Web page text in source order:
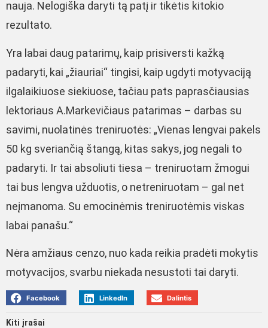
nauja. Nelogiška daryti tą patį ir tikėtis kitokio
rezultato.
Yra labai daug patarimų, kaip prisiversti kažką
padaryti, kai „žiauriai“ tingisi, kaip ugdyti motyvaciją
ilgalaikiuose siekiuose, tačiau pats paprasčiausias
lektoriaus A.Markevičiaus patarimas – darbas su
savimi, nuolatinės treniruotės: „Vienas lengvai pakels
50 kg sveriančią štangą, kitas sakys, jog negali to
padaryti. Ir tai absoliuti tiesa – treniruotam žmogui
tai bus lengva užduotis, o netreniruotam – gal net
neįmanoma. Su emocinėmis treniruotėmis viskas
labai panašu.“
Nėra amžiaus cenzo, nuo kada reikia pradėti mokytis
motyvacijos, svarbu niekada nesustoti tai daryti.
Facebook LinkedIn Dalintis
Kiti įrašai